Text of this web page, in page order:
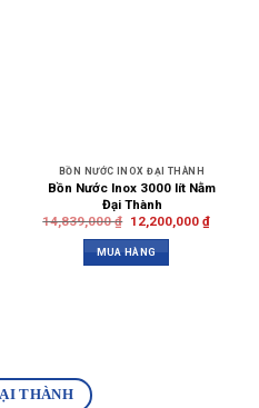
BỒN NƯỚC INOX ĐẠI THÀNH
Bồn Nước Inox 3000 lít Nằm
Đại Thành
14,839,000₫ 12,200,000 ₫
MUA HÀNG
THÀNH